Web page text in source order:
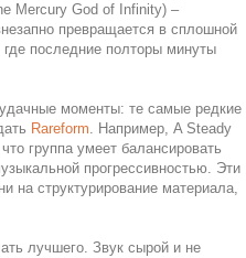
Mercury God of Infinity) –
превращается в сплошной
последние полторы минуты
моменты: те самые редкие
Rareform. Например, A Steady
группа умеет балансировать
прогрессивностью. Эти
на структурирование материала,
лучшего. Звук сырой и не